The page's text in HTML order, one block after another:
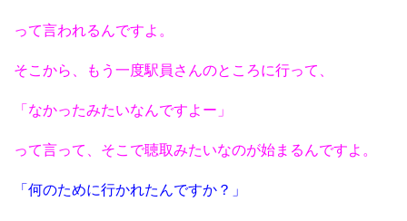
って言われるんですよ。
そこから、もう一度駅員さんのところに行って、
「なかったみたいなんですよー」
って言って、そこで聴取みたいなのが始まるんですよ。
「何のために行かれたんですか？」